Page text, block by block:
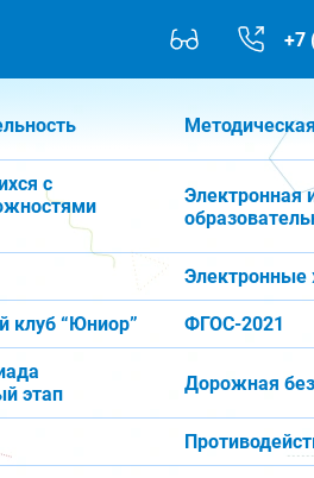
+7
с
Электронная
клуб “Юниор” ФГОС-2021
этап
Дорожная